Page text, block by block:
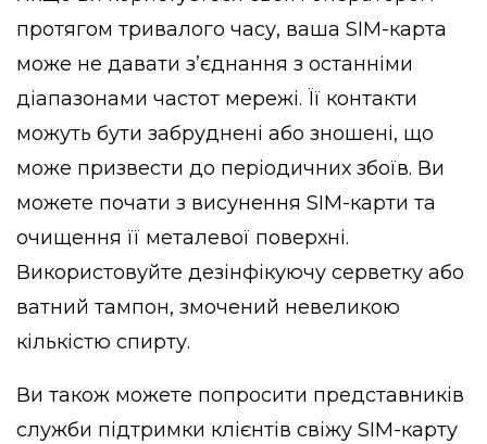
протягом тривалого часу, ваша SIM-карта
може не давати з’єднання з останніми
діапазонами частот мережі. Її контакти
можуть бути забруднені або зношені, що
може призвести до періодичних збоїв. Ви
можете почати з висунення SIM-карти та
очищення її металевої поверхні.
Використовуйте дезінфікуючу серветку або
ватний тампон, змочений невеликою
кількістю спирту.
Ви також можете попросити представників
служби підтримки клієнтів свіжу SIM-карту